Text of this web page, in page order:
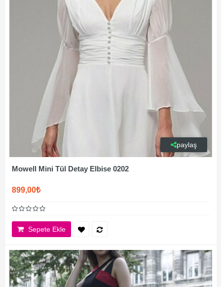
paylaş
Mowell Mini Tül Detay Elbise 0202
899,00₺
Sepete Ekle